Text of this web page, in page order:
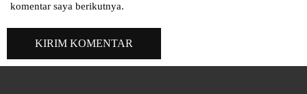
komentar saya berikutnya.